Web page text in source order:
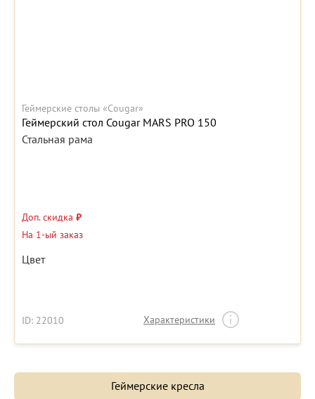
Геймерские столы «Cougar»
Геймерский стол Cougar MARS PRO 150
Стальная рама
Доп. скидка ₽
На 1-ый заказ
Цвет
ID: 22010 Характеристики
Геймерские кресла